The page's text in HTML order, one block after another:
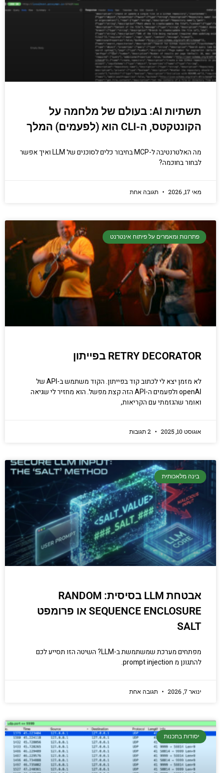
הכנסו עכשיו
תשתיות AI: בעולם של מלחמה על
הקונטקטס, ה-CLI הוא (לפעמים) המלך
מה האלטרנטיבה ל-MCP בחיבור כלים לסוכנים של LLM ואיך אפשר
לבחור בחוכמה?
מאי 17, 2026 תגובה אחת
פתרונות ומאמרים על פיתוח אינטרנט
RETRY DECORATOR בפייתון
לא מזמן יצא לי לכתוב קוד בפייתון. הקוד משתמש ב-API של
openAI ולפעמים ה-API הזה קצת מפשל. הוא מחזיר לי שגיאה
ואומר שהגזמתי עם הקריאות,
אוגוסט 10, 2025
בינה מלאכותית
אבטחת LLM בסיסית: RANDOM
SEQUENCE ENCLOSURE או פרומפט
SALT
מפתחים מערכת שמשתמשת ב-LLM? השיטה הזו תסייע לכם
להתגונן מ prompt injection.
ינואר 7, 2026 תגובה אחת
יסודות בתכנות